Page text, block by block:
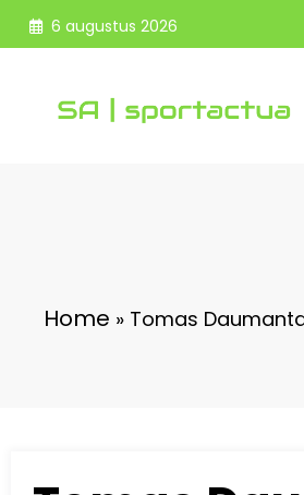
Spring
naar
6 augustus 2026
Home » Tomas